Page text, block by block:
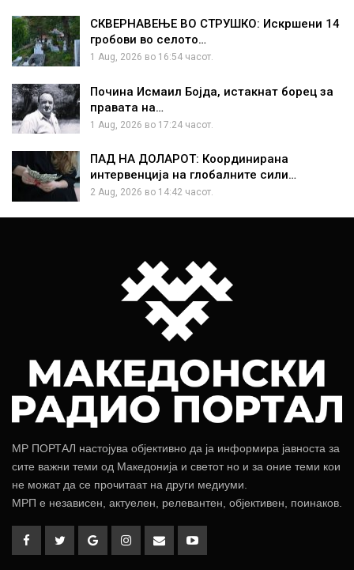
СКВЕРНАВЕЊЕ ВО СТРУШКО: Искршени 14
гробови во селото…
1 Aug, 2026 во 16:54 часот.
Почина Исмаил Бојда, истакнат борец за
правата на…
1 Aug, 2026 во 17:24 часот.
ПАД НА ДОЛАРОТ: Координирана
интервенција на глобалните сили…
2 Aug, 2026 во 14:42 часот.
МР ПОРТАЛ настојува објективно да ја информира јавноста за
сите важни теми од Македонија и светот но и за оние теми кои
не можат да се прочитаат на други медиуми.
МРП е независен, актуелен, релевантен, објективен, поинаков.